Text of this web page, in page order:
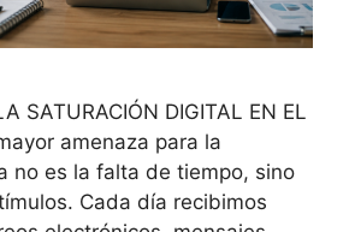
SATURACIÓN DIGITAL EN EL
amenaza para la
no es la falta de tiempo, sino
Cada día recibimos